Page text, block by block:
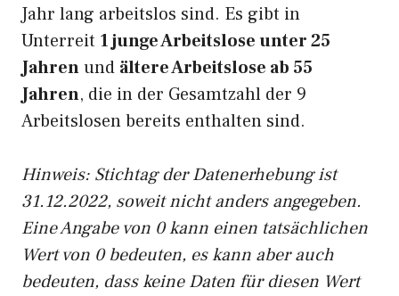
Jahr lang arbeitslos sind. Es gibt in
Unterreit 1 junge Arbeitslose unter 25
Jahrenund ältere Arbeitslose ab 55
Jahren, die in der Gesamtzahl der 9
Arbeitslosen bereits enthalten sind.
Hinweis: Stichtag der Datenerhebung ist
31.12.2022, soweit nicht anders angegeben.
Eine Angabe von 0 kann einen tatsächlichen
Wert von 0 bedeuten, es kann aber auch
bedeuten, dass keine Daten für diesen Wert